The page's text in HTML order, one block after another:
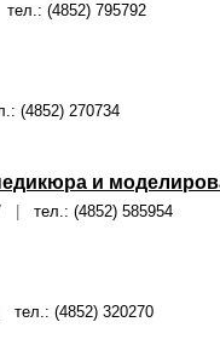
тел.: (4852) 795792
(4852) 270734
и
тел.: (4852) 585954
тел.: (4852) 320270